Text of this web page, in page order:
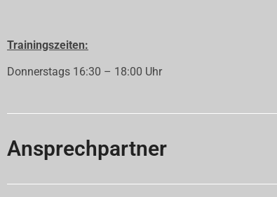
Trainingszeiten:
Donnerstags 16:30 – 18:00 Uhr
Ansprechpartner